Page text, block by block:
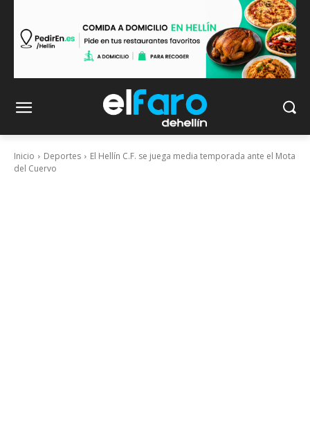
Inicio Deportes
El Hellín C.F. se juega media temporada ante el Mota
del Cuervo